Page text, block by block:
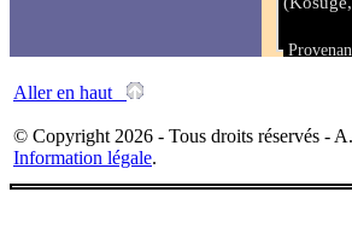
Aller en haut
© Copyright 2026 - Tous droits réservés -
Information légale.